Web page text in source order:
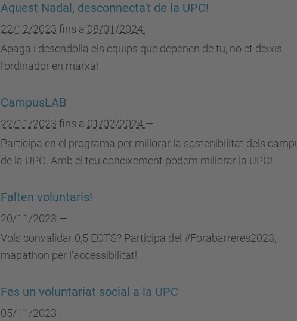
Aquest Nadal, desconnecta't de la UPC!
22/12/2023 fins a 08/01/2024 —
Apaga i desendolla els equips que depenen de tu, no et deixis
l'ordinador en marxa!
CampusLAB
22/11/2023 fins a 01/02/2024 —
Participa en el programa per millorar la sostenibilitat dels
de la UPC. Amb el teu coneixement podem millorar la UPC!
Falten voluntaris!
20/11/2023 —
Vols convalidar 0,5 ECTS? Participa del #Forabarreres2023,
mapathon per l'accessibilitat!
Fes un voluntariat social a la UPC
05/11/2023 —